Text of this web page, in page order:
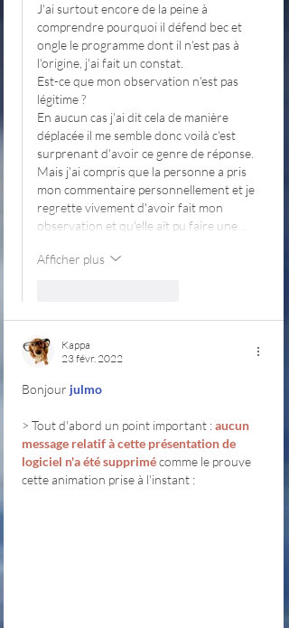
J'ai surtout encore de la peine à
comprendre pourquoi il défend bec et
ongle le programme dont il n'est pas à
l'origine, j'ai fait un constat.
Est-ce que mon observation n'est pas
légitime ?
En aucun cas j'ai dit cela de manière
déplacée il me semble donc voilà c'est
surprenant d'avoir ce genre de réponse.
Mais j'ai compris que la personne a pris
mon commentaire personnellement et je
regrette vivement d'avoir fait mon
observation et qu'elle ait pu faire une…
Afficher plus
Kappa
23 févr. 2022
Bonjour julmo
> Tout d'abord un point important : aucun
message relatif à cette présentation de
logiciel n'a été supprimé comme le prouve
cette animation prise à l'instant :